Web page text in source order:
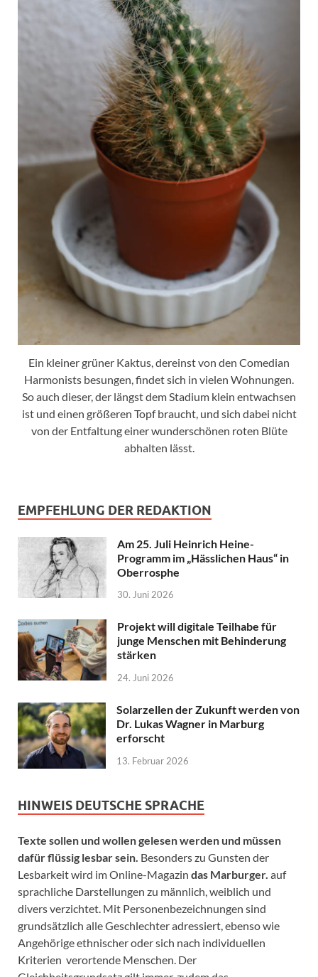
Ein kleiner grüner Kaktus, dereinst von den Comedian
Harmonists besungen, findet sich in vielen Wohnungen.
So auch dieser, der längst dem Stadium klein entwachsen
ist und einen größeren Topf braucht, und sich dabei nicht
von der Entfaltung einer wunderschönen roten Blüte
abhalten lässt.
EMPFEHLUNG DER REDAKTION
Am 25. Juli Heinrich Heine-
Programm im „Hässlichen Haus“ in
Oberrosphe
30. Juni 2026
Projekt will digitale Teilhabe für
junge Menschen mit Behinderung
stärken
24. Juni 2026
Solarzellen der Zukunft werden von
Dr. Lukas Wagner in Marburg
erforscht
13. Februar 2026
HINWEIS DEUTSCHE SPRACHE
Texte sollen und wollen gelesen werden und müssen
dafür flüssig lesbar sein. Besonders zu Gunsten der
Lesbarkeit wird im Online-Magazin das Marburger. auf
sprachliche Darstellungen zu männlich, weiblich und
divers verzichtet. Mit Personenbezeichnungen sind
grundsätzlich alle Geschlechter adressiert, ebenso wie
Angehörige ethnischer oder sich nach individuellen
Kriterien verortende Menschen. Der